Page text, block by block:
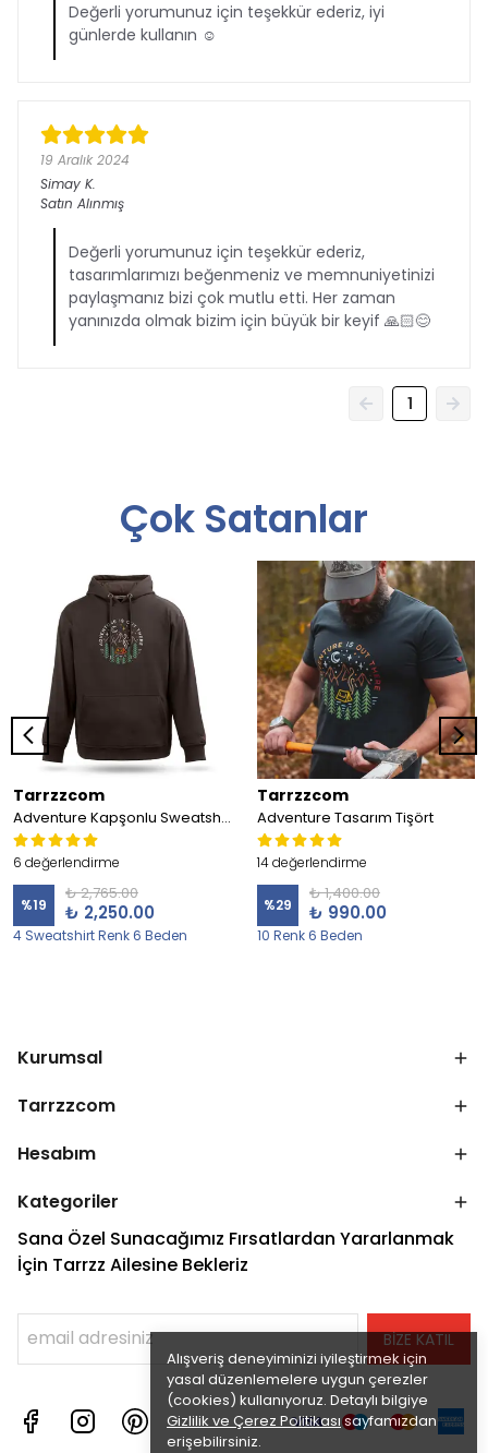
Alışveriş deneyiminizi iyileştirmek için
yasal düzenlemelere uygun çerezler
(cookies) kullanıyoruz. Detaylı bilgiye
Gizlilik ve Çerez Politikasısayfamızdan
erişebilirsiniz.
Değerli yorumunuz için teşekkür ederiz, iyi
günlerde kullanın ☺️
19 Aralık 2024
Simay K.
Satın Alınmış
Değerli yorumunuz için teşekkür ederiz,
tasarımlarımızı beğenmeniz ve memnuniyetinizi
paylaşmanız bizi çok mutlu etti. Her zaman
yanınızda olmak bizim için büyük bir keyif 🙏🏻😊
1
Çok Satanlar
Tarrzzcom
Adventure Kapşonlu Sweatshirt
6 değerlendirme
%19
₺ 2,765.00
₺ 2,250.00
4 Sweatshirt Renk 6 Beden
Tarrzzcom
Adventure Tasarım Tişört
14 değerlendirme
%29
₺ 1,400.00
₺ 990.00
10 Renk 6 Beden
Kurumsal
Tarrzzcom
Hesabım
Kategoriler
Sana Özel Sunacağımız Fırsatlardan Yararlanmak
İçin Tarrzz Ailesine Bekleriz
BİZE KATIL